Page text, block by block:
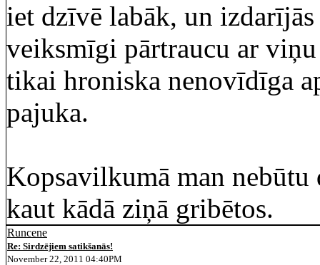
iet dzīvē labāk, un
veiksmīgi pārtraucu ar
tikai hroniska nenovīdīga
pajuka.
Kopsavilkumā man
kaut kādā ziņā gribētos.
Runcene
Re: Sirdzējiem satikšanās!
November 22, 2011 04:40PM